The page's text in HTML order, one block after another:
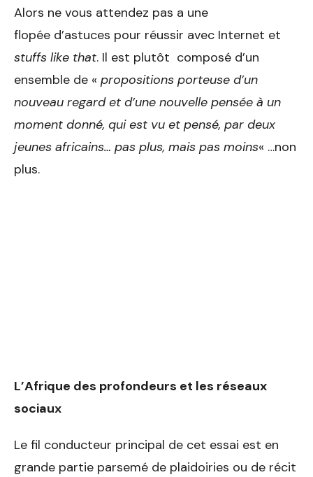
Alors ne vous attendez pas a une
flopée d’astuces pour réussir avec Internet et
stuffs like that. Il est plutôt composé d’un
ensemble de « propositions porteuse d’un
nouveau regard et d’une nouvelle pensée à un
moment donné, qui est vu et pensé, par deux
jeunes africains… pas plus, mais pas moins« …non
plus.
L’Afrique des profondeurs et les réseaux
sociaux
Le fil conducteur principal de cet essai est en
grande partie parsemé de plaidoiries ou de récit